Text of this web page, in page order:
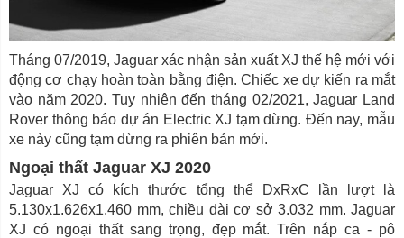
Tháng 07/2019, Jaguar xác nhận sản xuất XJ thế hệ mới với
động cơ chạy hoàn toàn bằng điện. Chiếc xe dự kiến ra mắt
vào năm 2020. Tuy nhiên đến tháng 02/2021, Jaguar Land
Rover thông báo dự án Electric XJ tạm dừng. Đến nay, mẫu
xe này cũng tạm dừng ra phiên bản mới.
Ngoại thất Jaguar XJ 2020
Jaguar XJ có kích thước tổng thể DxRxC lần lượt là
5.130x1.626x1.460 mm, chiều dài cơ sở 3.032 mm. Jaguar
XJ có ngoại thất sang trọng, đẹp mắt. Trên nắp ca - pô